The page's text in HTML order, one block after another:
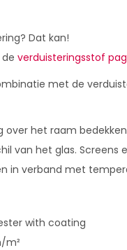
Dat kan!
verduisteringsstof
met de
over het raam
van het glas. Screens
in verband met
with coating
m²